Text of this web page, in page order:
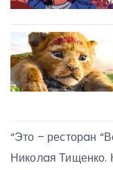
“Это – ресторaн
Николaя Тищенко.